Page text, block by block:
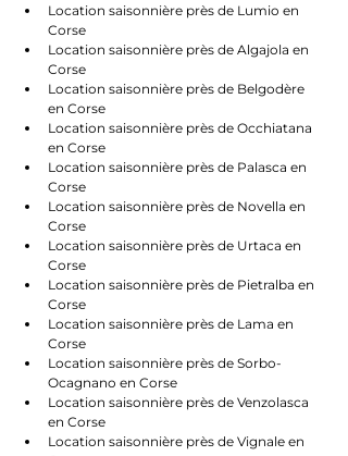
Location saisonnière près de Lumio en
Corse
Location saisonnière près de Algajola en
Corse
Location saisonnière près de Belgodère
en Corse
Location saisonnière près de Occhiatana
en Corse
Location saisonnière près de Palasca en
Corse
Location saisonnière près de Novella en
Corse
Location saisonnière près de Urtaca en
Corse
Location saisonnière près de Pietralba en
Corse
Location saisonnière près de Lama en
Corse
Location saisonnière près de Sorbo-
Ocagnano en Corse
Location saisonnière près de Venzolasca
en Corse
Location saisonnière près de Vignale en